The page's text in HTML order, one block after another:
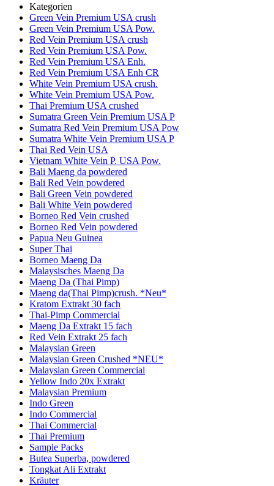
Kategorien
Green Vein Premium USA crush
Green Vein Premium USA Pow.
Red Vein Premium USA crush
Red Vein Premium USA Pow.
Red Vein Premium USA Enh.
Red Vein Premium USA Enh CR
White Vein Premium USA crush.
White Vein Premium USA Pow.
Thai Premium USA crushed
Sumatra Green Vein Premium USA P
Sumatra Red Vein Premium USA Pow
Sumatra White Vein Premium USA P
Thai Red Vein USA
Vietnam White Vein P. USA Pow.
Bali Maeng da powdered
Bali Red Vein powdered
Bali Green Vein powdered
Bali White Vein powdered
Borneo Red Vein crushed
Borneo Red Vein powdered
Papua Neu Guinea
Super Thai
Borneo Maeng Da
Malaysisches Maeng Da
Maeng Da (Thai Pimp)
Maeng da(Thai Pimp)crush. *Neu*
Kratom Extrakt 30 fach
Thai-Pimp Commercial
Maeng Da Extrakt 15 fach
Red Vein Extrakt 25 fach
Malaysian Green
Malaysian Green Crushed *NEU*
Malaysian Green Commercial
Yellow Indo 20x Extrakt
Malaysian Premium
Indo Green
Indo Commercial
Thai Commercial
Thai Premium
Sample Packs
Butea Superba, powdered
Tongkat Ali Extrakt
Kräuter